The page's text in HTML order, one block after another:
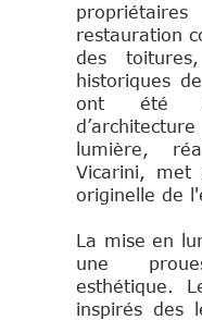
restauration
des
historiques
ont été
lumière,
Vicarini, met
originelle de
La mise en
une
esthétique.
inspirés des